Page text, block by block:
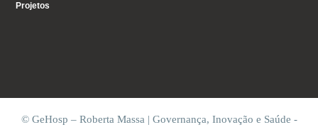
Projetos
© GeHosp – Roberta Massa | Governança, Inovação e Saúde -